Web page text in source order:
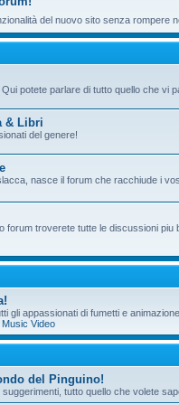
del nuovo sito senza rompere
potete parlare di tutto quello che vi
& Libri
del genere!
nasce il forum che racchiude i
forum troverete tutte le discussioni
gli appassionati di fumetti e
Music Video
del Pinguino!
tutto quello che volete